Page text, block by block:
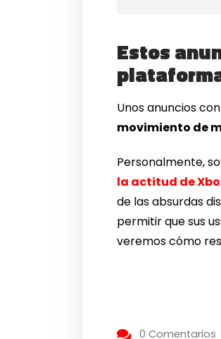
Estos
Unos anuncios
movimiento de
Personalmente,
la actitud de
de las absurdas
permitir que sus
veremos cómo
0 Comentarios